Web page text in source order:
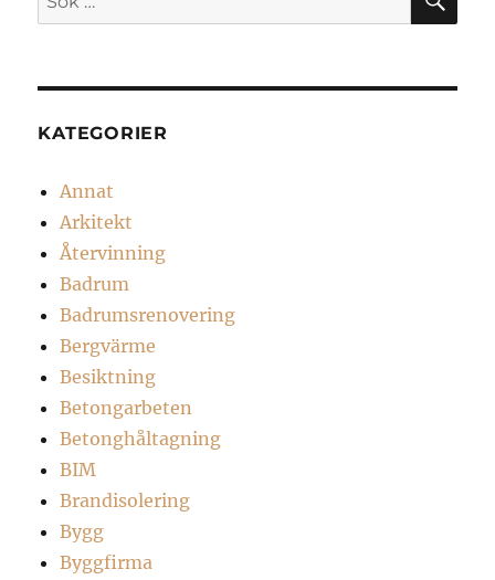
efter:
KATEGORIER
Annat
Arkitekt
Återvinning
Badrum
Badrumsrenovering
Bergvärme
Besiktning
Betongarbeten
Betonghåltagning
BIM
Brandisolering
Bygg
Byggfirma